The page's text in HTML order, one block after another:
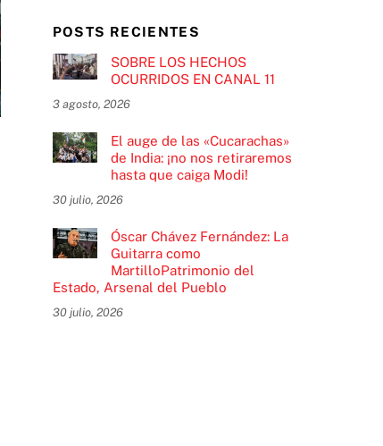
POSTS RECIENTES
SOBRE LOS HECHOS
OCURRIDOS EN CANAL 11
3 agosto, 2026
El auge de las «Cucarachas»
de India: ¡no nos retiraremos
hasta que caiga Modi!
30 julio, 2026
Óscar Chávez Fernández: La
Guitarra como
MartilloPatrimonio del
Estado, Arsenal del Pueblo
30 julio, 2026